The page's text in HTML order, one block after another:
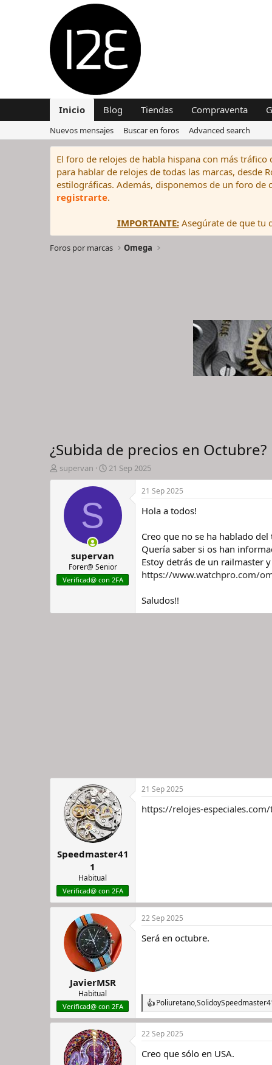
Inicio Blog Tiendas Compraventa
Nuevos mensajes Buscar en foros Advanced search
El foro de relojes de habla hispana con más
para hablar de relojes de todas las marcas, desde
estilográficas. Además, disponemos de un foro
registrarte.
IMPORTANTE:Asegúrate de que tu
Foros por marcas Omega
¿Subida de precios en Octubre?
I
n
e
l
supervan
F
e
c
i
n
i
c
i
21 Sep 2025
S
supervan
Forer@ Senior
Verificad@ con 2FA
21 Sep 2025
Hola a todos!
Creo que no se ha hablado
Quería saber si os han
Estoy detrás de un railmaster
https://www.watchpro.com/
Saludos!!
Speedmaster41
1
Habitual
Verificad@ con 2FA
21 Sep 2025
https://relojes-
JavierMSR
Habitual
Verificad@ con 2FA
22 Sep 2025
Será en octubre.
R
e
a
c
i
Poliuretano,Solidoy
22 Sep 2025
Creo que sólo en USA.